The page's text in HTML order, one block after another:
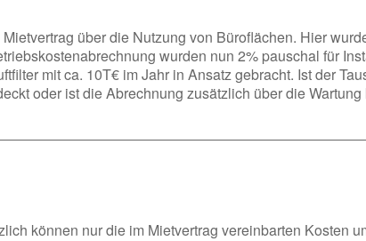
über die Nutzung von Büroflächen. Hier
wurden nun 2% pauschal für
mit ca. 10T€ im Jahr in Ansatz gebracht. Ist der
oder ist die Abrechnung zusätzlich über die Wartung
können nur die im Mietvertrag vereinbarten Kosten